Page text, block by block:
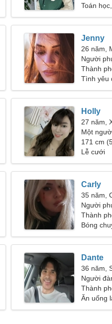
Toán
Jenny
26 năm,
Người
31-35
Thành
Tình yêu
Holly
27 năm,
Một
một
171 cm
Lễ cưới
Carly
35 năm,
Người
Thành
Bóng
Dante
36 năm,
Người
Thành
Ăn uống